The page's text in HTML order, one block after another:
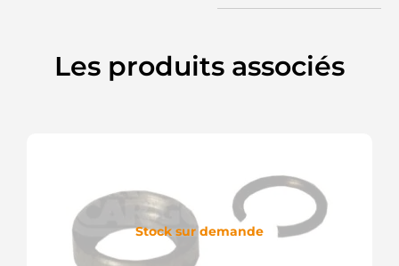
Les produits associés
Stock sur demande